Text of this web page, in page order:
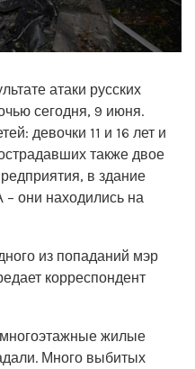
атаки русских
сегодня, 9 июня.
девочки 11 и 16 лет и
также двое
в здание
– они находились на
из попаданий мэр
корреспондент
жилые
Много выбитых